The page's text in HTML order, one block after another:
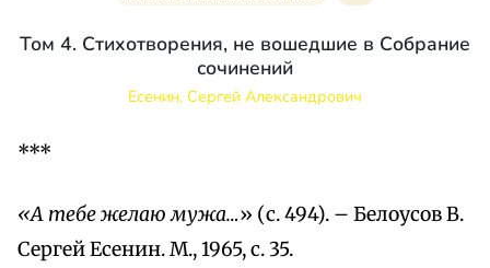
Том 4. Стихотворения, не вошедшие в Собрание
сочинений
Есенин, Сергей Александрович
***
«А тебе желаю мужа…» (с. 494). – Белоусов В.
Сергей Есенин. М., 1965, с. 35.